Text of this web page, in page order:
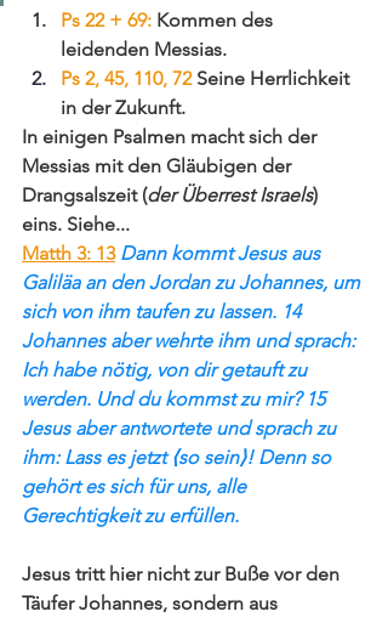
Ps 22 + 69: Kommen des
leidenden Messias.
Ps 2, 45, 110, 72 Seine Herrlichkeit
in der Zukunft.
In einigen Psalmen macht sich der
Messias mit den Gläubigen der
Drangsalszeit (der Überrest Israels)
eins. Siehe...
Matth 3: 13 Dann kommt Jesus aus
Galiläa an den Jordan zu Johannes, um
sich von ihm taufen zu lassen. 14
Johannes aber wehrte ihm und sprach:
Ich habe nötig, von dir getauft zu
werden. Und du kommst zu mir? 15
Jesus aber antwortete und sprach zu
ihm: Lass es jetzt ⟨so sein⟩! Denn so
gehört es sich für uns, alle
Gerechtigkeit zu erfüllen.
Jesus tritt hier nicht zur Buße vor den
Täufer Johannes, sondern aus